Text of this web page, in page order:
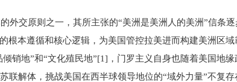
外交原则之一，其所主张的“美洲是美洲人的美洲”信条
根本遵循和核心逻辑，为美国管控拉美进而构建美洲区域
销地”和“文化殖民地”[1]，门罗主义自身也随着美国地缘
解体，挑战美国在西半球领导地位的“域外力量”不复存